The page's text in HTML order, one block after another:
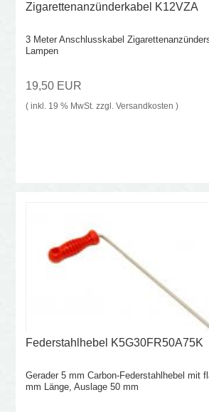
Zigarettenanzünderkabel K12VZA
3 Meter Anschlusskabel
Lampen
19,50 EUR
( inkl. 19 % MwSt. zzgl. Versandkosten )
Federstahlhebel K5G30FR50A75K
Gerader 5 mm Carbon-Federstahlhebel mit
mm Länge, Auslage 50 mm